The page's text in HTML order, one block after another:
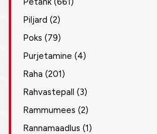
Piljard (2)
Poks (79)
Purjetamine (4)
Raha (201)
Rahvastepall (3)
Rammumees (2)
Rannamaadlus (1)